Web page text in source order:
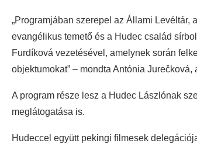
„Programjában szerepel az Állami Levéltár,
evangélikus temető és a Hudec család
Furdíková vezetésével, amelynek során
objektumokat” – mondta Antónia
A program része lesz a Hudec Lászlónak
meglátogatása is.
Hudeccel együtt pekingi filmesek